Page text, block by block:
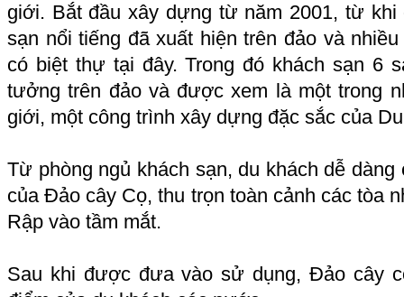
giới. Bắt đầu xây dựng từ năm 2001, từ
sạn nổi tiếng đã xuất hiện trên đảo và
có biệt thự tại đây. Trong đó khách sạn 6
tưởng trên đảo và được xem là một trong
giới, một công trình xây dựng đặc sắc của
Từ phòng ngủ khách sạn, du khách dễ
của Đảo cây Cọ, thu trọn toàn cảnh các tòa
Rập vào tầm mắt.
Sau khi được đưa vào sử dụng, Đảo cây